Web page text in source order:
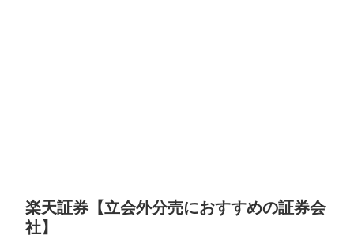
楽天証券【立会外分売におすすめの証券会
社】